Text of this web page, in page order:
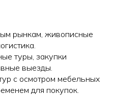
рынкам, живописные
туры, закупки
выезды.
с осмотром мебельных
для покупок.